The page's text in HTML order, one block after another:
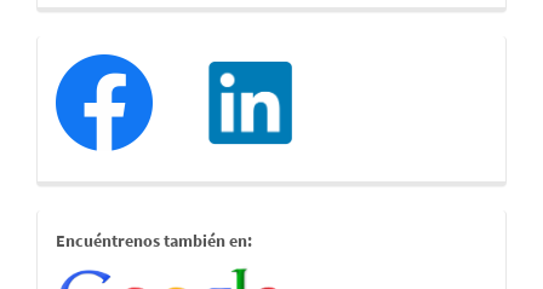
redessociales
estamostambien
Encuéntrenos también en: